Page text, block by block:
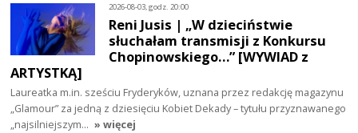
2026-08-03, godz. 20:00
Reni Jusis | „W dzieciństwie
słuchałam transmisji z Konkursu
Chopinowskiego…” [WYWIAD z
ARTYSTKĄ]
Laureatka m.in. sześciu Fryderyków, uznana przez redakcję magazynu
„Glamour” za jedną z dziesięciu Kobiet Dekady – tytułu przyznawanego
„najsilniejszym… » więcej